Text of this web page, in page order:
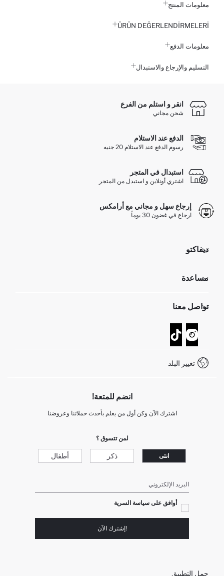
معلومات المنتج
ÜRÜN DEĞERLENDİRMELERİ
معلومات الدفع
التسليم والإرجاع والاستبدال
انقر و استلم من الفرع
شحن مجاني
الدفع عند الاستلام
رسوم الدفع عند الاستلام 20 جنيه
استبدال في المتجر
اشتري أونلاين و استبدل من المتجر
إرجاع سهل و مجاني مع أرامكس
ارجاع في غضون 30 يوماً
ديفاكتو
تعرف علينا
GIFT CLUB
مساعدة
عمليات الارجاع و الاستبدال السهلة
تتبع الشحنة
كيف يمكنك التسوق في ديفاكتو ؟
كيف تدفع في ديفاكتو؟
شروط المنافسة
تواصل معنا
نموذج الاتصال
خدمة العملاء
Call Center 19782
تغيير البلد
انضم للمتعة!
اشترك الآن وكن أول من يعلم بأحدث حملاتنا وعروضنا
لمن تتسوق ؟
انثى ذكر أطفال
البريد الإلكتروني
أوافق على سياسة السرية
!إشترك الآن
حمل التطبيق